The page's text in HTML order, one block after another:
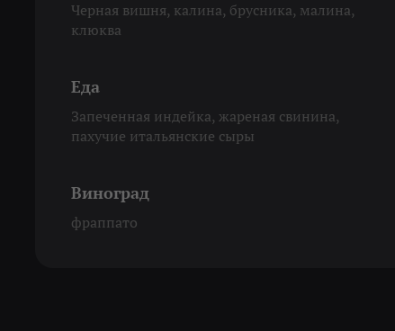
Черная вишня, калина, брусника, малина,
клюква
Еда
Запеченная индейка, жареная свинина,
пахучие итальянские сыры
Виноград
фраппато